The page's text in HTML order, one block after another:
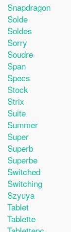
Snapdragon
Solde
Soldes
Sorry
Soudre
Span
Specs
Stock
Strix
Suite
Summer
Super
Superb
Superbe
Switched
Switching
Szyuya
Tablet
Tablette